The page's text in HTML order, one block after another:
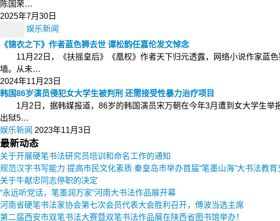
陈国荣…
2025年7月30日
娱乐新闻
《锦衣之下》作者蓝色狮去世 谭松韵任嘉伦发文悼念
11月22日，《扶摇皇后》《凰权》作者天下归元透露，网络小说作家
墙。从未…
2024年11月23日
韩国86岁演员侵犯女大学生被判刑 还需接受性暴力治疗项目
1月2日，据韩媒报道，86岁的韩国演员宋万朝在今年3月遭到女大学生举
出狱5…
娱乐新闻 2023年11月3日
最新动态
关于开展硬笔书法研究员培训和命名工作的通知
规范汉字书写能力 提高市民文化素质 秦皇岛市举办首届“笔墨山海”大书法教育
关于牛献忠同志停职的决定
“永远听党话，笔墨润万家”河南大书法作品展开幕
河南省硬笔书法家协会第七次会员代表大会胜利召开，傅波当选主席
第二届西安市双笔书法大赛暨双笔书法作品展在陕西省图书馆举办！